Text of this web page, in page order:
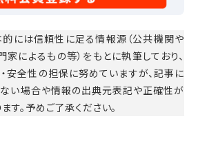
には信頼性に足る情報源（公共機関や
家によるもの等）をもとに執筆しており、
安全性の担保に努めていますが、記事に
い場合や情報の出典元表記や正確性が
。予めご了承ください。